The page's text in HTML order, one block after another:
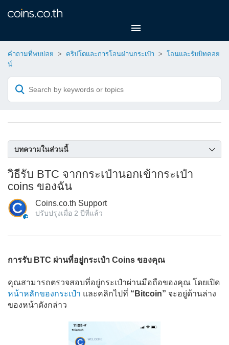
คำถามที่พบบ่อย คริปโตและการโอนผ่านกระเป๋า
โอนและรับบิทคอย
น์
บทความในส่วนนี้
ฉันอยากได้ใบเสร็จสำหรับการทำธุรกรรม!
ฉันจะสามารถดูที่อยู่กระเป๋าได้จากไหน?
ตรวจสอบที่อยู่กระเป๋าบิทคอยน์บนแอปพลิเคชัน
ฉันจะเพิ่มความเร็วในการโอนบิทคอยน์ได้อย่างไร
ฉันจะสามารถดูที่อยู่กระเป๋าได้จากไหน?
ทำไมยอดคงเหลือ (เป็นเงินบาท) ในกระเป๋าถึงเปลี่ยนแปลงตลอด
เวลา
ฉันจะตรวจสอบธุรกรรมบิทคอยน์บน Blockchain.info ได้อย่างไร?
สตางค์ ต้องใช้เวลานานเท่าไหร่ในการอัพเดตยอดในกระเป๋า?
วิธีรับ BTC จากกระเป๋านอกเข้ากระเป๋า
coins ของฉัน
Coins.co.th Support
ปรับปรุงเมื่อ 2 ปีที่แล้ว
การรับ BTC ผ่านที่อยู่กระเป๋า Coins ของคุณ
คุณสามารถตรวจสอบที่อยู่กระเป๋าผ่านมือถือของคุณ โดยเปิด
หน้าหลักของกระเป๋า และคลิกไปที่ “Bitcoin” จะอยู่ด้านล่าง
ของหน้าดังกล่าว